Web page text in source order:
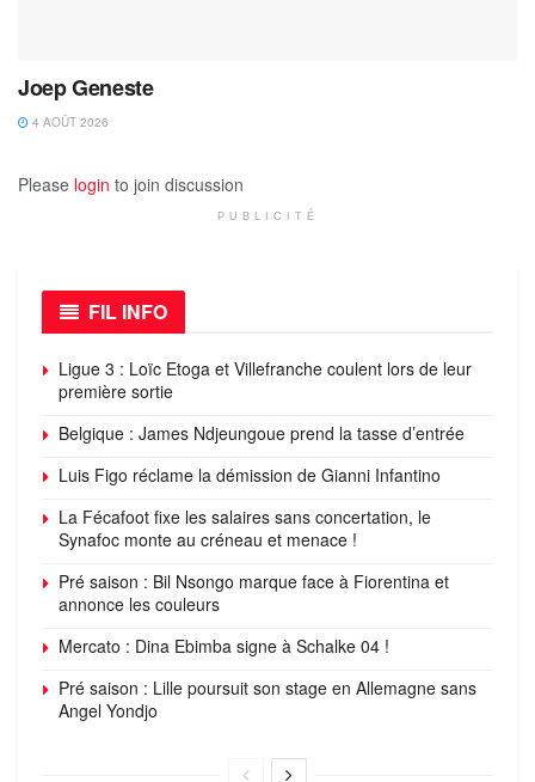
Joep Geneste
4 AOÛT 2026
Please login to join discussion
PUBLICITÉ
FIL INFO
Ligue 3 : Loïc Etoga et Villefranche coulent lors de leur
première sortie
Belgique : James Ndjeungoue prend la tasse d’entrée
Luis Figo réclame la démission de Gianni Infantino
La Fécafoot fixe les salaires sans concertation, le
Synafoc monte au créneau et menace !
Pré saison : Bil Nsongo marque face à Fiorentina et
annonce les couleurs
Mercato : Dina Ebimba signe à Schalke 04 !
Pré saison : Lille poursuit son stage en Allemagne sans
Angel Yondjo